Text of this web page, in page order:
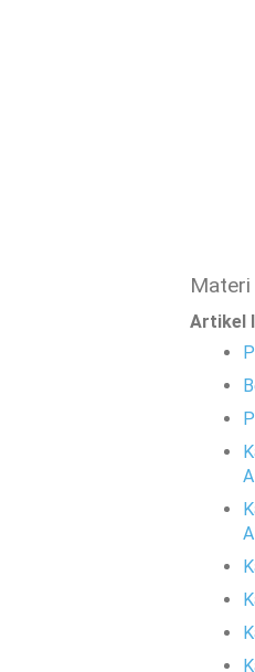
Artikel